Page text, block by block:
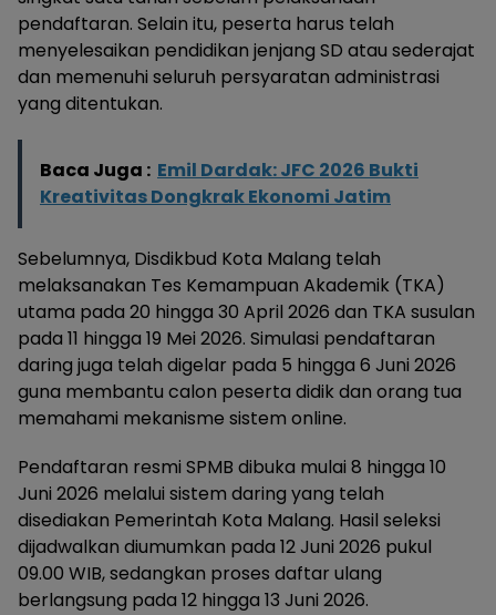
pendaftaran. Selain itu, peserta harus telah
menyelesaikan pendidikan jenjang SD atau sederajat
dan memenuhi seluruh persyaratan administrasi
yang ditentukan.
Baca Juga : Emil Dardak: JFC 2026 Bukti
Kreativitas Dongkrak Ekonomi Jatim
Sebelumnya, Disdikbud Kota Malang telah
melaksanakan Tes Kemampuan Akademik (TKA)
utama pada 20 hingga 30 April 2026 dan TKA susulan
pada 11 hingga 19 Mei 2026. Simulasi pendaftaran
daring juga telah digelar pada 5 hingga 6 Juni 2026
guna membantu calon peserta didik dan orang tua
memahami mekanisme sistem online.
Pendaftaran resmi SPMB dibuka mulai 8 hingga 10
Juni 2026 melalui sistem daring yang telah
disediakan Pemerintah Kota Malang. Hasil seleksi
dijadwalkan diumumkan pada 12 Juni 2026 pukul
09.00 WIB, sedangkan proses daftar ulang
berlangsung pada 12 hingga 13 Juni 2026.